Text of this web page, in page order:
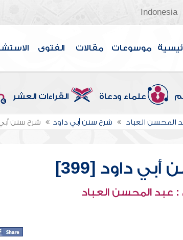
Indonesia
موسوعات مقالات الفتوى
علماء ودعاة القراءات العشر
المحسن العباد شرح سنن أبي داود شرح سنن أبي
داود [399]
عبد المحسن العباد